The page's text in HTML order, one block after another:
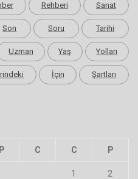
Rehberi Sanat
Son Soru Tarihi
Uzman Yaş Yolları
İçin Şartları
P C C P
1 2